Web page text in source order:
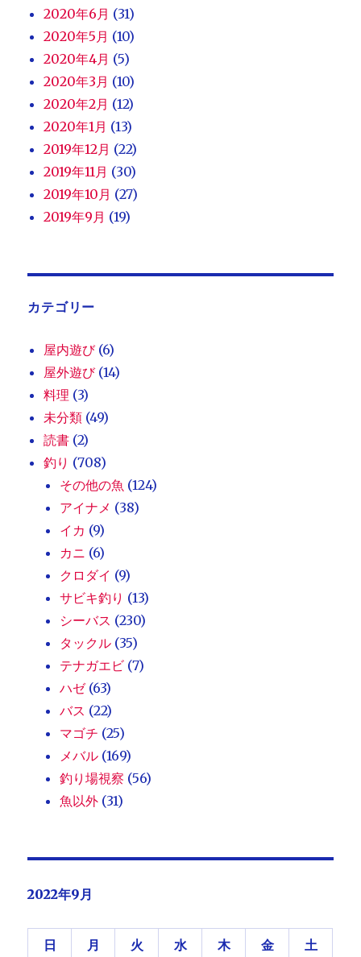
2020年6月 (31)
2020年5月 (10)
2020年4月 (5)
2020年3月 (10)
2020年2月 (12)
2020年1月 (13)
2019年12月 (22)
2019年11月 (30)
2019年10月 (27)
2019年9月 (19)
カテゴリー
屋内遊び(6)
屋外遊び(14)
料理 (3)
未分類 (49)
読書 (2)
釣り (708)
その他の魚 (124)
アイナメ (38)
イカ (9)
カニ (6)
クロダイ (9)
サビキ釣り (13)
シーバス (230)
タックル (35)
テナガエビ (7)
ハゼ(63)
バス (22)
マゴチ (25)
メバル (169)
釣り場視察 (56)
魚以外 (31)
2022年9月
日 月 火 水 木 金 土